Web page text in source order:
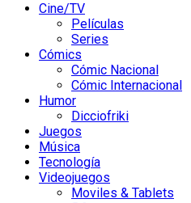
Cine/TV
Películas
Series
Cómics
Cómic Nacional
Cómic Internacional
Humor
Dicciofriki
Juegos
Música
Tecnología
Videojuegos
Moviles & Tablets